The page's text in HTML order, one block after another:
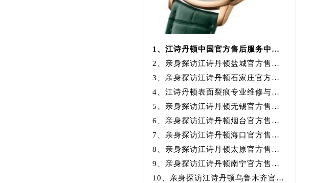
1、江诗丹顿中国官方售后服务中心全部地址与电话实地考察报告_多信
2、亲身探访江诗丹顿盐城官方售后服务中心｜全新地址电话一览（2026年7
3、亲身探访江诗丹顿石家庄官方售后服务中心｜地址及服务电话（2026年7
4、江诗丹顿表面裂痕专业维修与保养指南权威公示（2026年7月最新）
5、亲身探访江诗丹顿无锡官方售后服务中心｜地址与24小时服务电话（2026
6、亲身探访江诗丹顿烟台官方售后服务中心｜网点地址及官方热线（2026年
7、亲身探访江诗丹顿海口官方售后服务中心｜官方地址及联系电话（2026年
8、亲身探访江诗丹顿太原官方售后服务中心｜官方电话及服务网点地址（20
9、亲身探访江诗丹顿南宁官方售后服务中心｜全部地址与售后电话（2026年
10、亲身探访江诗丹顿乌鲁木齐官方售后服务中心｜最新地址及服务热线（20